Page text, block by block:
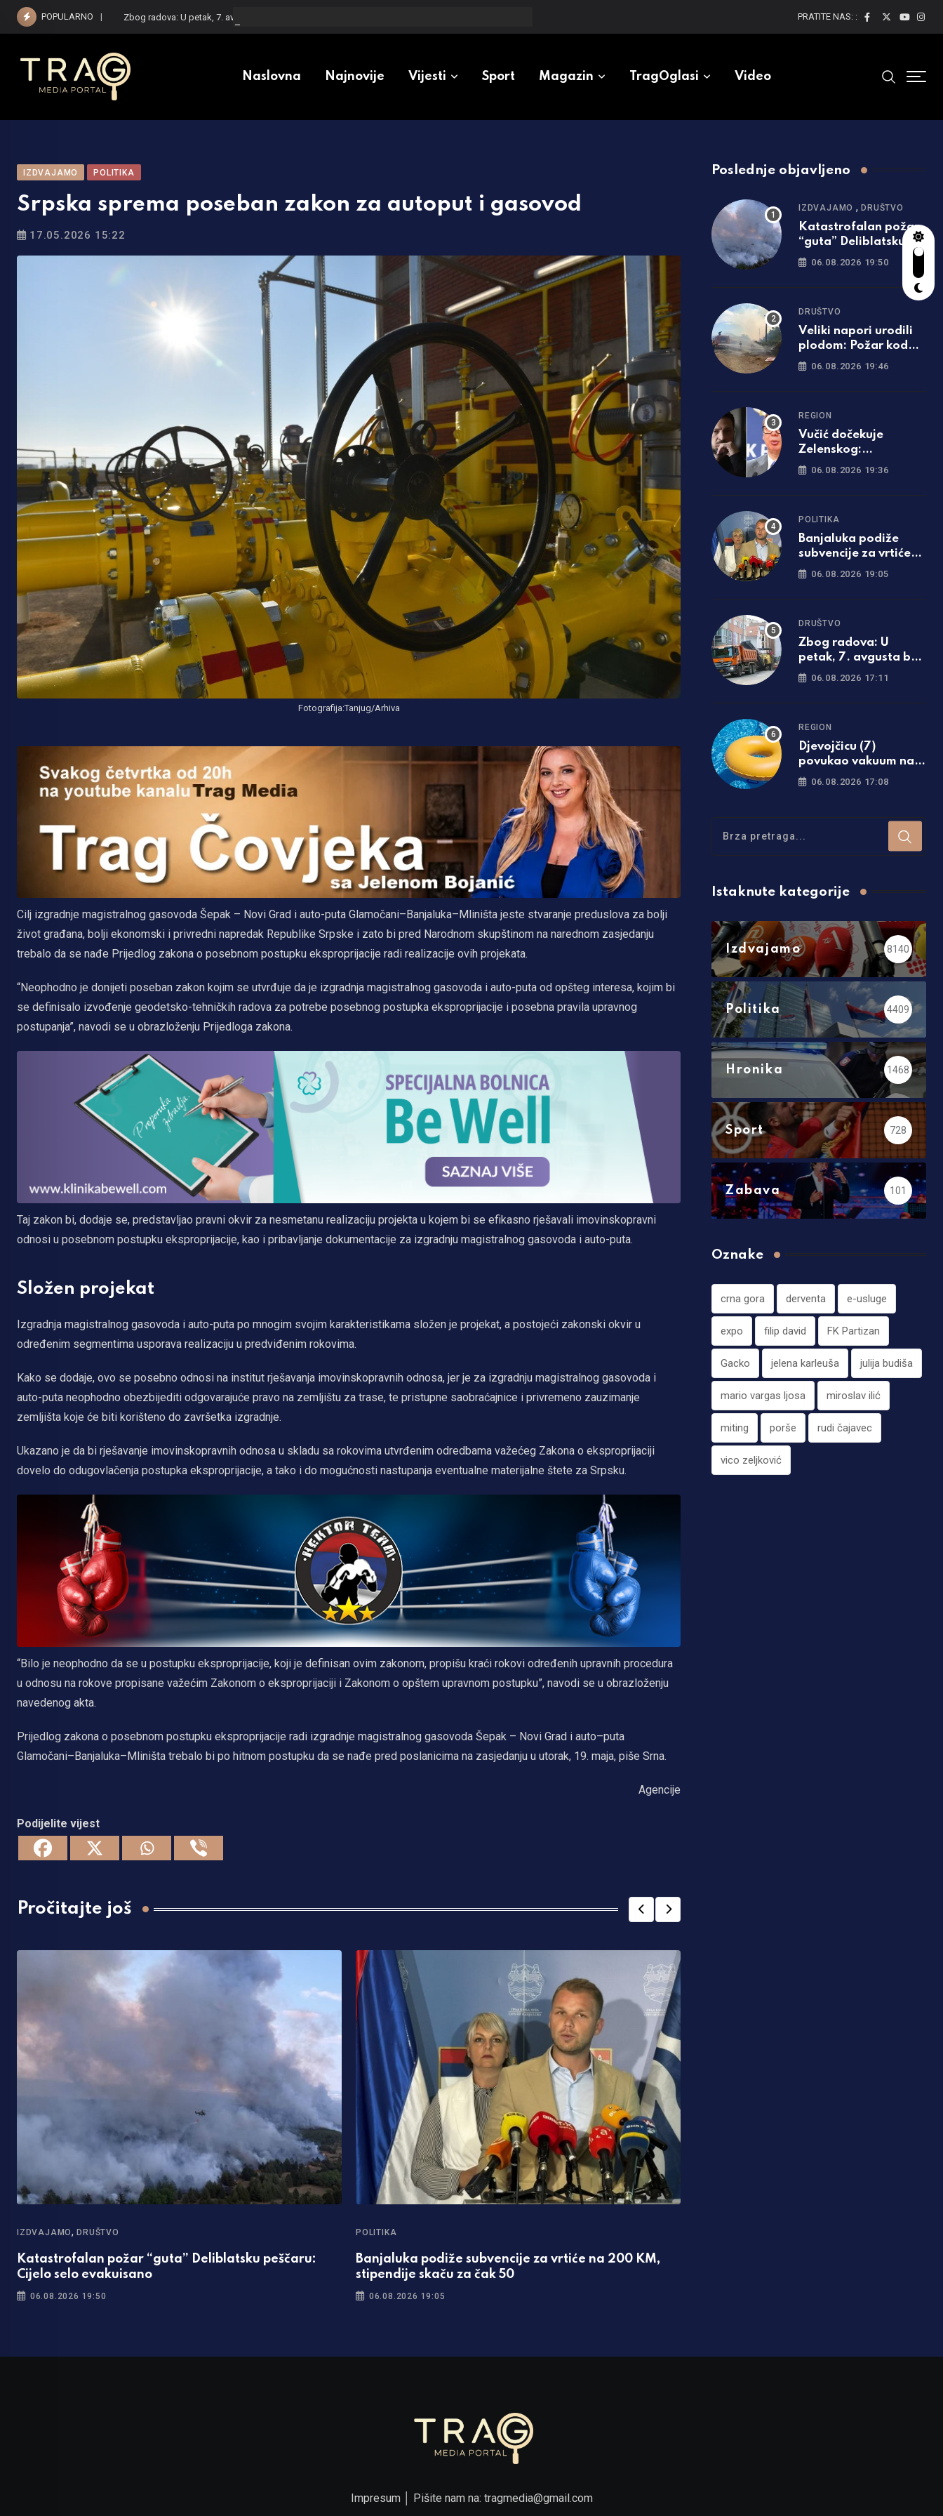
Skip
POPULARNO Zbog radova: U petak, 7. avgusta bez saobraćaja u dijelu Ulice Prvog krajiškog korpusa PRATITE NAS: :
Naslovna Najnovije Vijesti Sport Magazin TragOglasi Video
IZDVAJAMO POLITIKA
Srpska sprema poseban zakon za autoput i gasovod
17.05.2026 15:22
Fotografija:Tanjug/Arhiva
Cilj izgradnje magistralnog gasovoda Šepak – Novi Grad i auto-puta Glamočani–Banjaluka–Mliništa jeste stvaranje preduslova za bolji
život građana, bolji ekonomski i privredni napredak Republike Srpske i zato bi pred Narodnom skupštinom na narednom zasjedanju
trebalo da se nađe Prijedlog zakona o posebnom postupku eksproprijacije radi realizacije ovih projekata.
“Neophodno je donijeti poseban zakon kojim se utvrđuje da je izgradnja magistralnog gasovoda i auto-puta od opšteg interesa, kojim bi
se definisalo izvođenje geodetsko-tehničkih radova za potrebe posebnog postupka eksproprijacije i posebna pravila upravnog
postupanja”, navodi se u obrazloženju Prijedloga zakona.
Taj zakon bi, dodaje se, predstavljao pravni okvir za nesmetanu realizaciju projekta u kojem bi se efikasno rješavali imovinskopravni
odnosi u posebnom postupku eksproprijacije, kao i pribavljanje dokumentacije za izgradnju magistralnog gasovoda i auto-puta.
Složen projekat
Izgradnja magistralnog gasovoda i auto-puta po mnogim svojim karakteristikama složen je projekat, a postojeći zakonski okvir u
određenim segmentima usporava realizaciju u predviđenim rokovima.
Kako se dodaje, ovo se posebno odnosi na institut rješavanja imovinskopravnih odnosa, jer je za izgradnju magistralnog gasovoda i
auto-puta neophodno obezbijediti odgovarajuće pravo na zemljištu za trase, te pristupne saobraćajnice i privremeno zauzimanje
zemljišta koje će biti korišteno do završetka izgradnje.
Ukazano je da bi rješavanje imovinskopravnih odnosa u skladu sa rokovima utvrđenim odredbama važećeg Zakona o eksproprijaciji
dovelo do odugovlačenja postupka eksproprijacije, a tako i do mogućnosti nastupanja eventualne materijalne štete za Srpsku.
“Bilo je neophodno da se u postupku eksproprijacije, koji je definisan ovim zakonom, propišu kraći rokovi određenih upravnih procedura
u odnosu na rokove propisane važećim Zakonom o eksproprijaciji i Zakonom o opštem upravnom postupku”, navodi se u obrazloženju
navedenog akta.
Prijedlog zakona o posebnom postupku eksproprijacije radi izgradnje magistralnog gasovoda Šepak – Novi Grad i auto–puta
Glamočani–Banjaluka–Mliništa trebalo bi po hitnom postupku da se nađe pred poslanicima na zasjedanju u utorak, 19. maja, piše Srna.
Agencije
Podijelite vijest
Pročitajte još
IZDVAJAMO,DRUŠTVO
Katastrofalan požar “guta” Deliblatsku peščaru:
Cijelo selo evakuisano
06.08.2026 19:50
POLITIKA
Banjaluka podiže subvencije za vrtiće na 200 KM,
stipendije skaču za čak 50
06.08.2026 19:05
Poslednje objavljeno
IZDVAJAMO ,DRUŠTVO
Katastrofalan požar
“guta” Deliblatsku
peščaru: Cijelo selo
06.08.2026 19:50
DRUŠTVO
Veliki napori urodili
plodom: Požar kod
Trebinja pod
06.08.2026 19:46
REGION
Vučić dočekuje
Zelenskog:
Predsjednik Ukrajine
Srbiju
06.08.2026 19:36
POLITIKA
Banjaluka podiže
subvencije za vrtiće
na 200 KM,
čak 50 odsto!
06.08.2026 19:05
DRUŠTVO
Zbog radova: U
petak, 7. avgusta bez
saobraćaja u dijelu
korpusa
06.08.2026 17:11
REGION
Djevojčicu (7)
povukao vakuum na
dno bazena
06.08.2026 17:08
Istaknute kategorije
Izdvajamo 8140
Politika 4409
Hronika 1468
Sport 728
Zabava 101
Oznake
crna gora derventa e-usluge
expo filip david FK Partizan
Gacko jelena karleuša julija budiša
mario vargas ljosa miroslav ilić
miting porše rudi čajavec
vico zeljković
Impresum│ Pišite nam na: tragmedia@gmail.com